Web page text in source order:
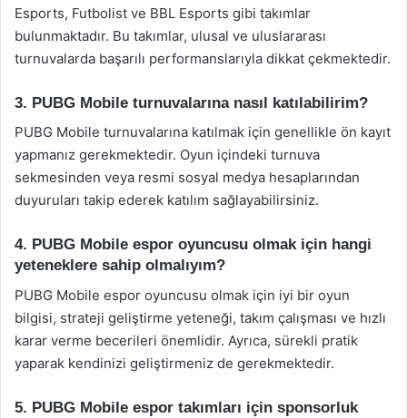
Esports, Futbolist ve BBL Esports gibi takımlar
bulunmaktadır. Bu takımlar, ulusal ve uluslararası
turnuvalarda başarılı performanslarıyla dikkat çekmektedir.
3. PUBG Mobile turnuvalarına nasıl katılabilirim?
PUBG Mobile turnuvalarına katılmak için genellikle ön kayıt
yapmanız gerekmektedir. Oyun içindeki turnuva
sekmesinden veya resmi sosyal medya hesaplarından
duyuruları takip ederek katılım sağlayabilirsiniz.
4. PUBG Mobile espor oyuncusu olmak için hangi
yeteneklere sahip olmalıyım?
PUBG Mobile espor oyuncusu olmak için iyi bir oyun
bilgisi, strateji geliştirme yeteneği, takım çalışması ve hızlı
karar verme becerileri önemlidir. Ayrıca, sürekli pratik
yaparak kendinizi geliştirmeniz de gerekmektedir.
5. PUBG Mobile espor takımları için sponsorluk